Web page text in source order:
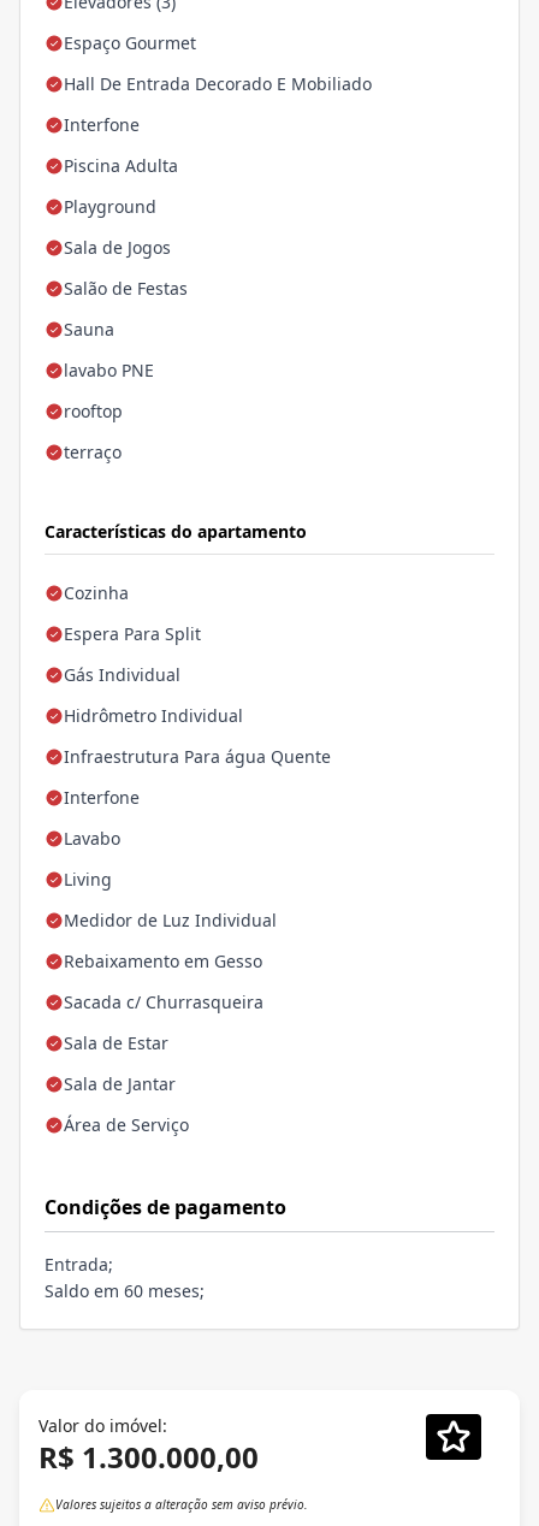
Espaço Gourmet
Hall De Entrada Decorado E Mobiliado
Interfone
Piscina Adulta
Playground
Sala de Jogos
Salão de Festas
Sauna
lavabo PNE
rooftop
terraço
Características do apartamento
Cozinha
Espera Para Split
Gás Individual
Hidrômetro Individual
Infraestrutura Para água Quente
Interfone
Lavabo
Living
Medidor de Luz Individual
Rebaixamento em Gesso
Sacada c/ Churrasqueira
Sala de Estar
Sala de Jantar
Área de Serviço
Condições de pagamento
Entrada;
Saldo em 60 meses;
Valor do imóvel:
R$ 1.300.000,00
Valores sujeitos a alteração sem aviso prévio.